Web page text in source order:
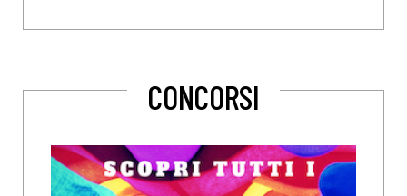
CONCORSI